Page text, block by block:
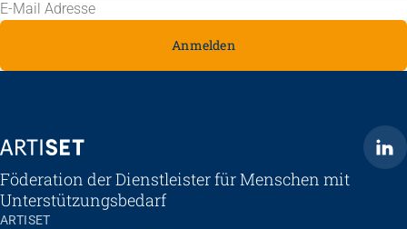
Anmelden
ARTISET
Föderation der Dienstleister für Menschen mit
Unterstützungsbedarf
ARTISET